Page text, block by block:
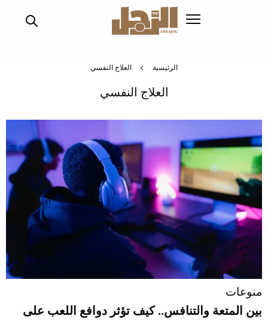
الرئيسية العلاج النفسي
العلاج النفسي
منوعات
بين المتعة والتنافس.. كيف تؤثر دوافع اللعب على